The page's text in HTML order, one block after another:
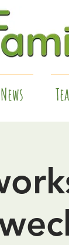
News